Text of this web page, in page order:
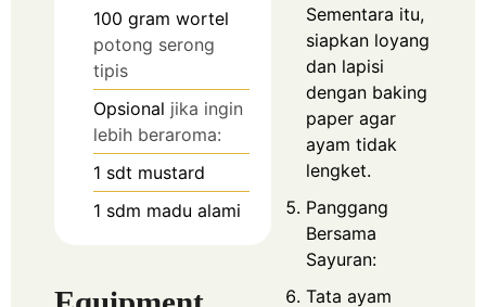
100 gram wortel
potong serong
tipis
Opsional jika ingin
lebih beraroma:
1 sdt mustard
1 sdm madu alami
Sementara itu,
siapkan loyang
dan lapisi
dengan baking
paper agar
ayam tidak
lengket.
Panggang
Bersama
Sayuran:
Tata ayam